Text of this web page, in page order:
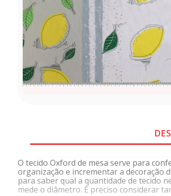
O tecido Oxford de mesa serve para
organização e incrementar a decoração
para saber qual a quantidade de tecido
mede o diâmetro. É preciso considerar